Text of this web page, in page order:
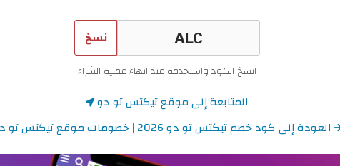
نسخ
انسخ الكود واستخدمه عند انهاء عملية الشراء
المتابعة إلى موقع تيكتس تو دو
العودة إلى كود خصم تيكتس تو دو 2026 | خصومات موقع تيكتس تو دو